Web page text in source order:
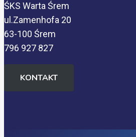
ŚKS Warta Śrem
ul.Zamenhofa 20
63-100 Śrem
796 927 827
KONTAKT